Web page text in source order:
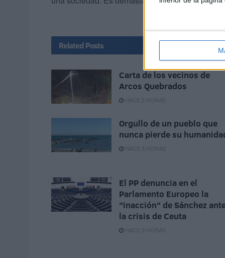
Related Posts
Carta de los vecinos de
Arcos Quebrados
HACE 2 HORAS
Orgullo de un pueblo que
nunca pierde su
HACE 3 HORAS
El PP denuncia en el
Parlamento Europeo la
"inacción" de Sánchez
la crisis de Ceuta
HACE 3 HORAS